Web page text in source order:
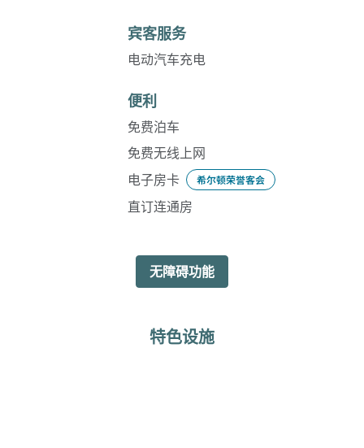
宾客服务
电动汽车充电
便利
免费泊车
免费无线上网
电子房卡
希尔顿荣誉客会
直订连通房
无障碍功能
特色设施
健身中心